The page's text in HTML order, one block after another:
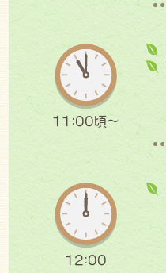
11:00頃～
12:00